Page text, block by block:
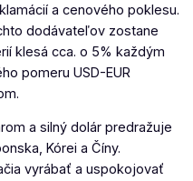
a cenového poklesu.
dodávateľov zostane
klesá cca. o 5% každým
pomeru USD-EUR
a silný dolár predražuje
Kórei a Číny.
vyrábať a uspokojovať